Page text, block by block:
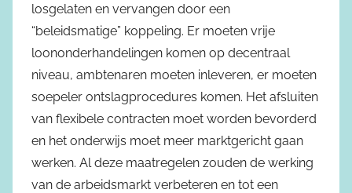
losgelaten en vervangen door een
“beleidsmatige” koppeling. Er moeten vrije
loononderhandelingen komen op decentraal
niveau, ambtenaren moeten inleveren, er moeten
soepeler ontslagprocedures komen. Het afsluiten
van flexibele contracten moet worden bevorderd
en het onderwijs moet meer marktgericht gaan
werken. Al deze maatregelen zouden de werking
van de arbeidsmarkt verbeteren en tot een